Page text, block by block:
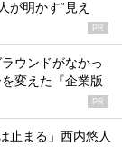
が明かす“見え
PR
ウンドがなかっ
変えた『企業版
PR
止まる」西内悠人